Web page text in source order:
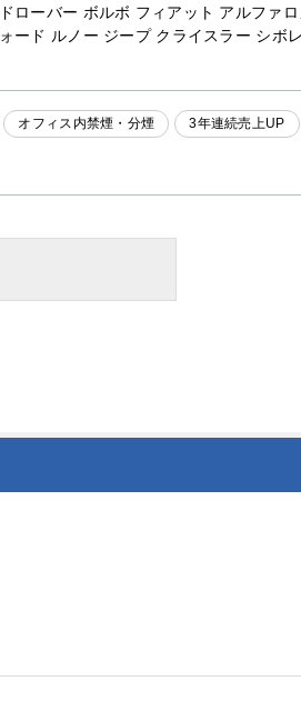
ローバー ボルボ フィアット アルファロ
ード ルノー ジープ クライスラー シボ
オフィス内禁煙・分煙 3年連続売上UP